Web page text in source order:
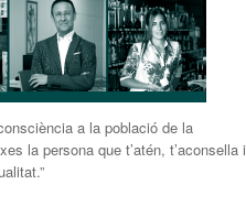
a la població de la
la persona que t’atén, t’aconsella i